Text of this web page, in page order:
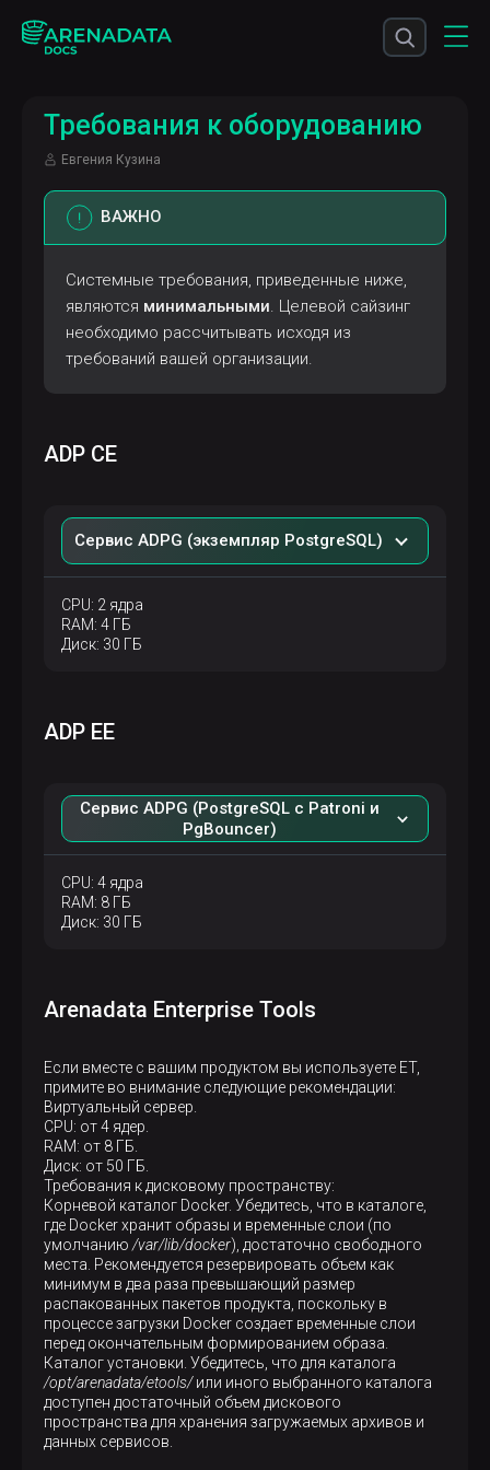
Требования к оборудованию
Евгения Кузина
ВАЖНО
Системные требования, приведенные ниже,
являются минимальными. Целевой сайзинг
необходимо рассчитывать исходя из
требований вашей организации.
ADP CE
Сервис ADPG (экземпляр PostgreSQL)
CPU: 2 ядра
RAM: 4 ГБ
Диск: 30 ГБ
ADP EE
Сервис ADPG (PostgreSQL с Patroni и
PgBouncer)
CPU: 4 ядра
RAM: 8 ГБ
Диск: 30 ГБ
Arenadata Enterprise Tools
Если вместе с вашим продуктом вы используете ET,
примите во внимание следующие рекомендации:
Виртуальный сервер.
CPU: от 4 ядер.
RAM: от 8 ГБ.
Диск: от 50 ГБ.
Требования к дисковому пространству:
Корневой каталог Docker. Убедитесь, что в каталоге,
где Docker хранит образы и временные слои (по
умолчанию /var/lib/docker), достаточно свободного
места. Рекомендуется резервировать объем как
минимум в два раза превышающий размер
распакованных пакетов продукта, поскольку в
процессе загрузки Docker создает временные слои
перед окончательным формированием образа.
Каталог установки. Убедитесь, что для каталога
/opt/arenadata/etools/или иного выбранного каталога
доступен достаточный объем дискового
пространства для хранения загружаемых архивов и
данных сервисов.